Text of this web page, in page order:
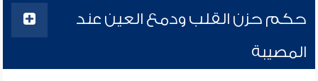
حكم حزن القلب ودمع العين عند
المصيبة